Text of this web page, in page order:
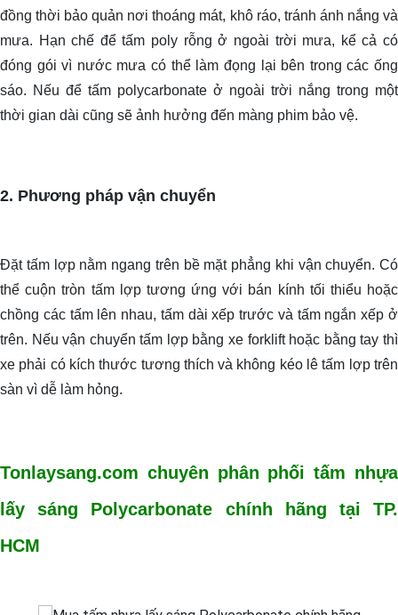
đồng thời bảo quản nơi thoáng mát, khô ráo, tránh ánh nắng và
mưa. Hạn chế để tấm poly rỗng ở ngoài trời mưa, kể cả có
đóng gói vì nước mưa có thể làm đọng lại bên trong các ống
sáo. Nếu để tấm polycarbonate ở ngoài trời nắng trong một
thời gian dài cũng sẽ ảnh hưởng đến màng phim bảo vệ.
2. Phương pháp vận chuyển
Đặt tấm lợp nằm ngang trên bề mặt phẳng khi vận chuyển. Có
thể cuộn tròn tấm lợp tương ứng với bán kính tối thiểu hoặc
chồng các tấm lên nhau, tấm dài xếp trước và tấm ngắn xếp ở
trên. Nếu vận chuyển tấm lợp bằng xe forklift hoặc bằng tay thì
xe phải có kích thước tương thích và không kéo lê tấm lợp trên
sàn vì dễ làm hỏng.
Tonlaysang.com chuyên phân phối tấm nhựa
lấy sáng Polycarbonate chính hãng tại TP.
HCM